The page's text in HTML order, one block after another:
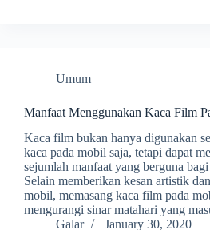
Umum
Manfaat Menggunakan Kaca Film
Kaca film bukan hanya digunakan
kaca pada mobil saja, tetapi dapat
sejumlah manfaat yang berguna
Selain memberikan kesan artistik
mobil, memasang kaca film pada
mengurangi sinar matahari yang
Galar
January 30, 2020